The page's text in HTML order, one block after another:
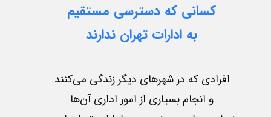
کسانی که دسترسی مستقیم
​​​​​​​به ادارات تهران ندارند​​​​​​​
افرادی که در شهرهای دیگر زندگی می‌کنند
و انجام بسیاری از امور اداری آن‌ها